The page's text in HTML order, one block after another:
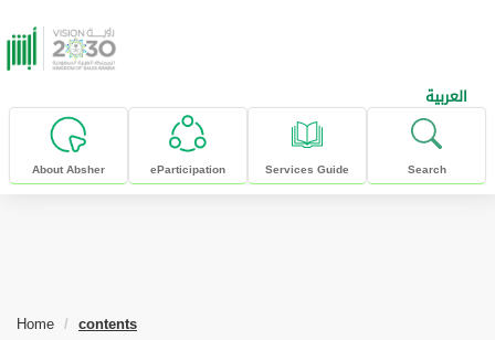
skip to main content
العربية
About Absher eParticipation Services Guide Search
Home contents